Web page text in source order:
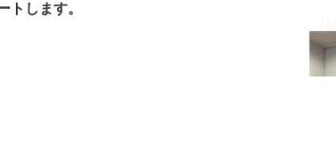
トします。